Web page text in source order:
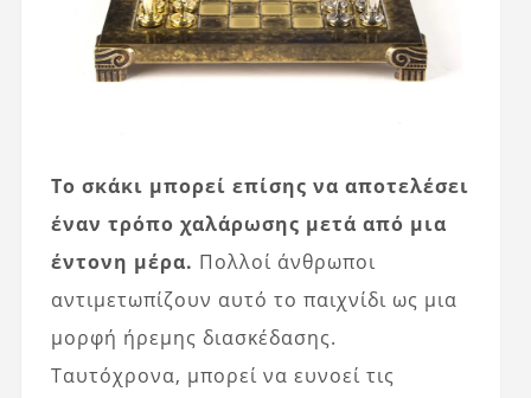
Το σκάκι μπορεί επίσης να αποτελέσει
έναν τρόπο χαλάρωσης μετά από μια
έντονη μέρα. Πολλοί άνθρωποι
αντιμετωπίζουν αυτό το παιχνίδι ως μια
μορφή ήρεμης διασκέδασης.
Ταυτόχρονα, μπορεί να ευνοεί τις